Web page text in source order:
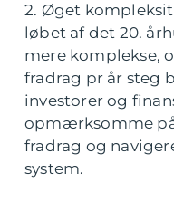
2. Øget
løbet af det 20.
mere komplekse,
fradrag pr år steg
investorer og
opmærksomme
fradrag og
system.